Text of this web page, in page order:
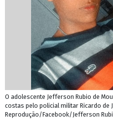
O adolescente Jefferson Rubio de
costas pelo policial militar Ricardo de
Reprodução/Facebook/Jefferson